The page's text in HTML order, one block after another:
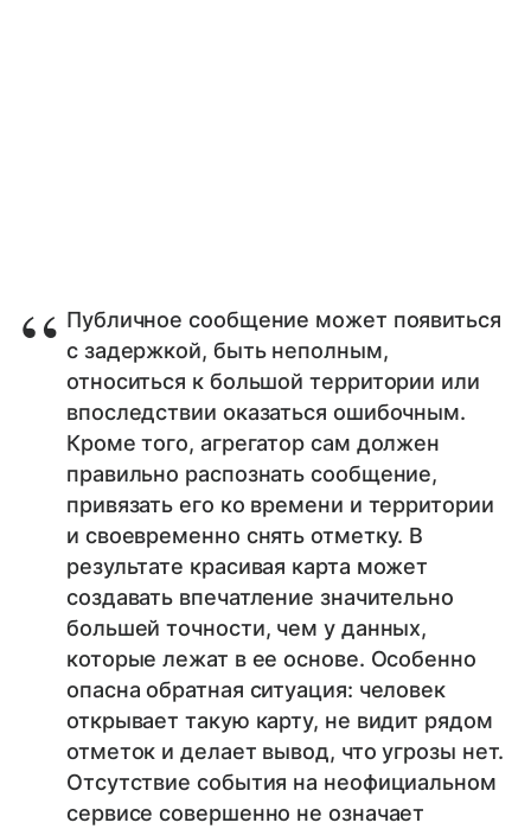
Публичное сообщение может появиться
с задержкой, быть неполным,
относиться к большой территории или
впоследствии оказаться ошибочным.
Кроме того, агрегатор сам должен
правильно распознать сообщение,
привязать его ко времени и территории
и своевременно снять отметку. В
результате красивая карта может
создавать впечатление значительно
большей точности, чем у данных,
которые лежат в ее основе. Особенно
опасна обратная ситуация: человек
открывает такую карту, не видит рядом
отметок и делает вывод, что угрозы нет.
Отсутствие события на неофициальном
сервисе совершенно не означает